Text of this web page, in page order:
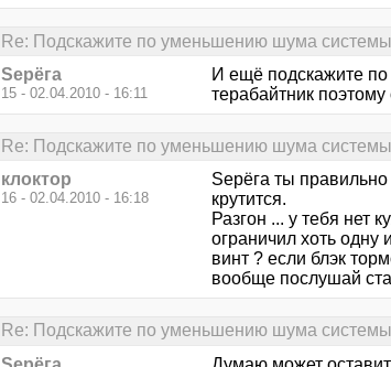
Re: Подскажите по уменьшению шума системы
Sерёга
15 - 02.04.2010 - 16:11
И ещё подскажите
терабайтник
Re: Подскажите по уменьшению шума системы
клоктор
16 - 02.04.2010 - 16:18
Sерёга ты
крутится.
Разгон ... у тебя нет
ограничил хоть одну
винт ? если блэк
вообще послушай
Re: Подскажите по уменьшению шума системы